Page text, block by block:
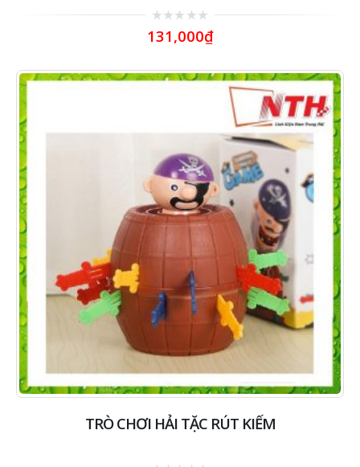
0
out
131,000₫
TRÒ CHƠI HẢI TẶC RÚT KIẾM